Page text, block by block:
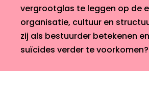
vergrootglas te leggen op de
organisatie, cultuur en
zij als bestuurder betekenen
suïcides verder te voorkomen?